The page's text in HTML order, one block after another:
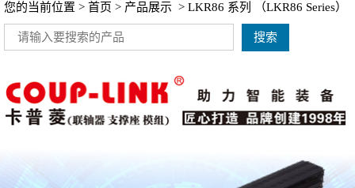
您的当前位置 > 首页 > 产品展示 > LKR86 系列 （LKR86 Series）
搜索